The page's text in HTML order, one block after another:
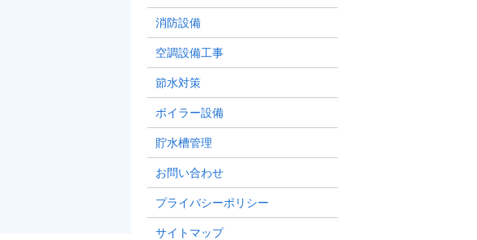
消防設備
空調設備工事
節水対策
ボイラー設備
貯水槽管理
お問い合わせ
プライバシーポリシー
サイトマップ